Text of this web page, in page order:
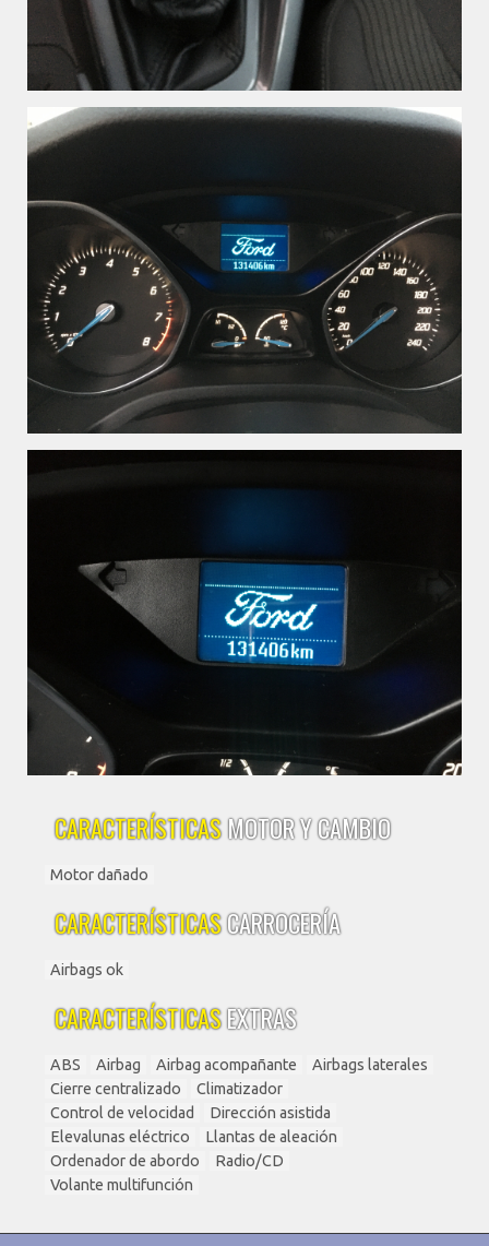
CARACTERÍSTICASMOTOR Y CAMBIO
Motor dañado
CARACTERÍSTICASCARROCERÍA
Airbags ok
CARACTERÍSTICASEXTRAS
ABS Airbag Airbag acompañante
Airbags laterales
Cierre centralizado
Climatizador
Control de velocidad
Dirección asistida
Elevalunas eléctrico
Llantas de aleación
Ordenador de abordo
Radio/CD
Volante multifunción